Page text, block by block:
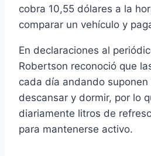
cobra 10,55 dólares a la
comparar un vehículo y
En declaraciones al
Robertson reconoció que
cada día andando
descansar y dormir, por lo
diariamente litros de
para mantenerse activo.